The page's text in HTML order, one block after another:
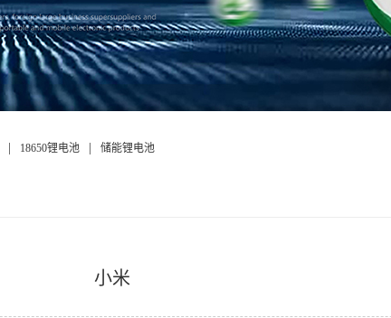
18650锂电池 储能锂电池
小米